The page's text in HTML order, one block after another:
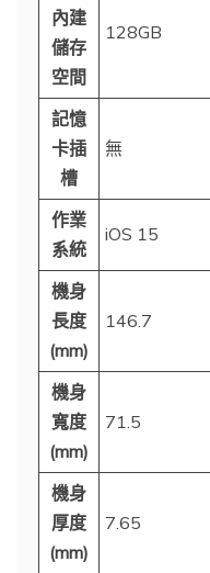
內建
儲存
空間
128GB
記憶
卡插
槽
無
作業
系統
iOS 15
機身
長度
(mm)
146.7
機身
寬度
(mm)
71.5
機身
厚度
(mm)
7.65